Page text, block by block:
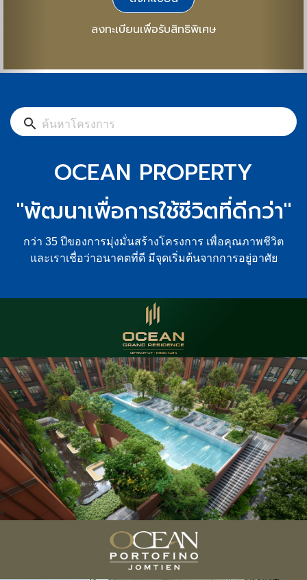
search
OCEAN PROPERTY
"พัฒนาเพื่อการใช้ชีวิตที่ดีกว่า"
กว่า 35 ปีของการมุ่งมั่นสร้างโครงการ เพื่อคุณภาพชีวิต
และเราเชื่อว่าอนาคตที่ดี มีจุดเริ่มต้นจากการอยู่อาศัย